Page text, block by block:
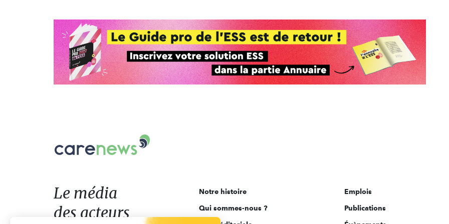
Le
acteurs
de
l'engagement
Le média
des acteurs
Notre histoire
Qui sommes-nous ?
Emplois
Publications